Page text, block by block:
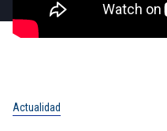
Actualidad